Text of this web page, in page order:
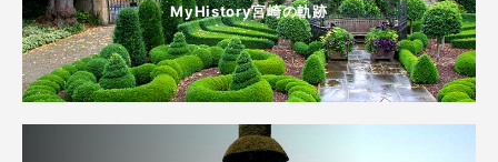
MyHistory宮崎の軌跡